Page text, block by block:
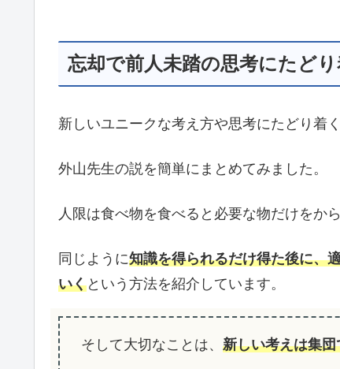
忘却で前人未踏の思考にたど
新しいユニークな考え方や思考にたどり着
外山先生の説を簡単にまとめてみました。
人限は食べ物を食べると必要な物だけをか
同じように知識を得られるだけ得た後に、
いくという方法を紹介しています。
そして大切なことは、 新しい考えは集